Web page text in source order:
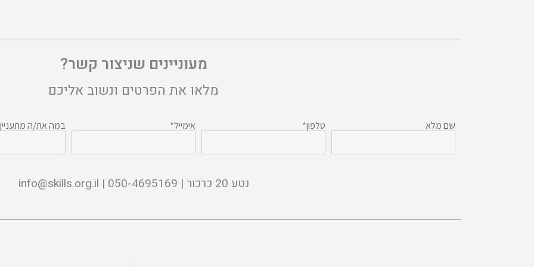
מעוניינים שניצור קשר?
מלאו את הפרטים ונשוב אליכם
שם מלא טלפון* אימייל* במה את/ה
נטע 20 כרכור | 050-4695169 | info@skills.org.il